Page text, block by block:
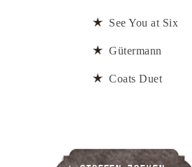
See You at Six
Gütermann
Coats Duet